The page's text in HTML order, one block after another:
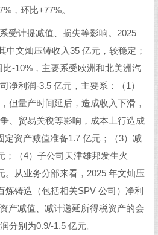
，环比+77%。
受计提减值、损失等影响。2025
中文灿压铸收入35 亿元，较稳定；
-10%，主要系受欧洲和北美洲汽
净利润-3.5 亿元，主要系：（1）
但量产时间延后，造成收入下滑，
、贸易关税等影响，成本上行造成
定资产减值准备1.7 亿元；（3）减
；（4）子公司天津雄邦发生火
。从业务分部来看，2025 年文灿压
炼铸造（包括相关SPV 公司）净利
产减值、减计递延所得税资产的会
分别为0.9/-1.5 亿元。